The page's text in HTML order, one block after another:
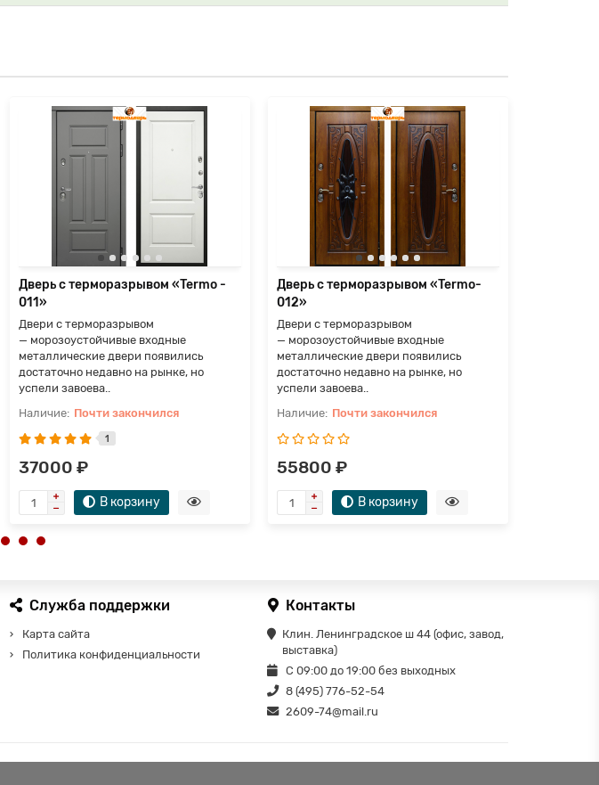
Дверь с терморазрывом «Termo -
011»
Двери с терморазрывом
— морозоустойчивые входные
металлические двери появились
достаточно недавно на рынке, но
успели завоева..
Почти закончился
1
37000 ₽
В корзину
Дверь с терморазрывом «Termo-
012»
Двери с терморазрывом
— морозоустойчивые входные
металлические двери появились
достаточно недавно на рынке, но
успели завоева..
Почти закончился
55800 ₽
В корзину
Служба поддержки
Карта сайта
Политика конфиденциальности
Контакты
Клин. Ленинградское ш 44 (офис, завод,
выставка)
С 09:00 до 19:00 без выходных
8 (495) 776-52-54
2609-74@mail.ru